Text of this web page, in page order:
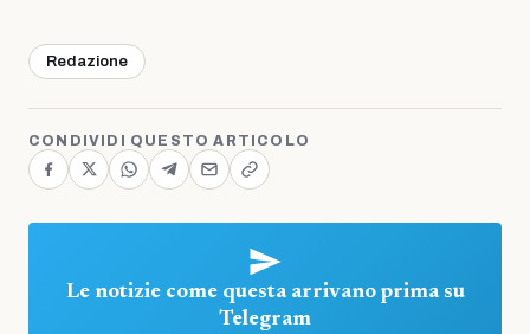
Redazione
CONDIVIDI QUESTO ARTICOLO
Le notizie come questa arrivano prima su
Telegram